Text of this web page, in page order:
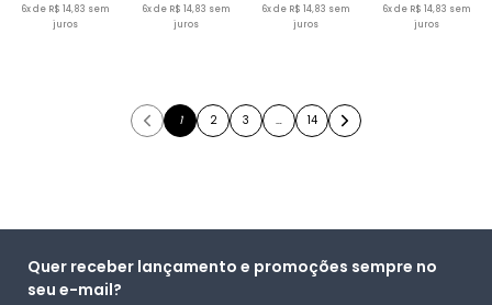
6x de R$ 14,83 sem
juros
6x de R$ 14,83 sem
juros
6x de R$ 14,83 sem
juros
6x de R$ 14,83 sem
juros
1 2 3 … 14
Quer receber lançamento e promoções sempre no
seu e-mail?